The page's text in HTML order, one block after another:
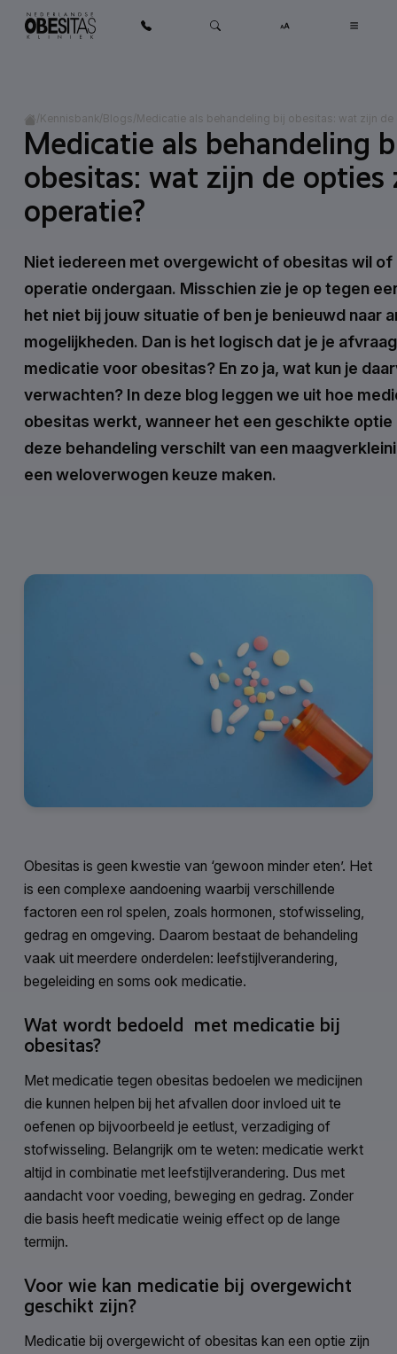
Ga naar inhoud
Home
/Kennisbank/Blogs/Medicatie als behandeling bij obesitas: wat zijn
Medicatie als behandeling
obesitas: wat zijn de opties
operatie?
Niet iedereen met overgewicht of obesitas wil of
operatie ondergaan. Misschien zie je op tegen
het niet bij jouw situatie of ben je benieuwd naar
mogelijkheden. Dan is het logisch dat je je
medicatie voor obesitas? En zo ja, wat kun je
verwachten? In deze blog leggen we uit hoe
obesitas werkt, wanneer het een geschikte optie
deze behandeling verschilt van een
een weloverwogen keuze maken.
Obesitas is geen kwestie van ‘gewoon minder eten’. Het
is een complexe aandoening waarbij verschillende
factoren een rol spelen, zoals hormonen, stofwisseling,
gedrag en omgeving. Daarom bestaat de behandeling
vaak uit meerdere onderdelen: leefstijlverandering,
begeleiding en soms ook medicatie.
Wat wordt bedoeld met medicatie bij
obesitas?
Met medicatie tegen obesitas bedoelen we medicijnen
die kunnen helpen bij het afvallen door invloed uit te
oefenen op bijvoorbeeld je eetlust, verzadiging of
stofwisseling. Belangrijk om te weten: medicatie werkt
altijd in combinatie met leefstijlverandering. Dus met
aandacht voor voeding, beweging en gedrag. Zonder
die basis heeft medicatie weinig effect op de lange
termijn.
Voor wie kan medicatie bij overgewicht
geschikt zijn?
Medicatie bij overgewicht of obesitas kan een optie zijn